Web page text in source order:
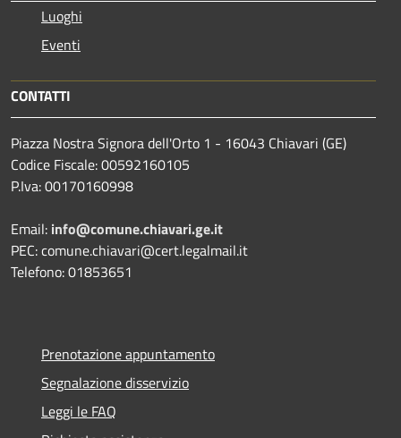
Luoghi
Eventi
CONTATTI
Piazza Nostra Signora dell'Orto 1 - 16043 Chiavari (GE)
Codice Fiscale: 00592160105
P.Iva: 00170160998
Email: info@comune.chiavari.ge.it
PEC: comune.chiavari@cert.legalmail.it
Telefono: 01853651
Prenotazione appuntamento
Segnalazione disservizio
Leggi le FAQ